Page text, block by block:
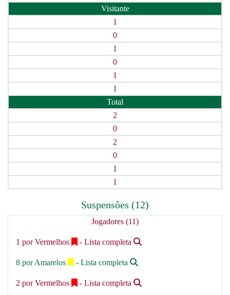
Visitante
1
0
1
0
1
1
Total
2
0
2
0
1
1
Suspensões (12)
Jogadores (11)
1 por Vermelhos - Lista completa
8 por Amarelos - Lista completa
2 por Vermelhos - Lista completa